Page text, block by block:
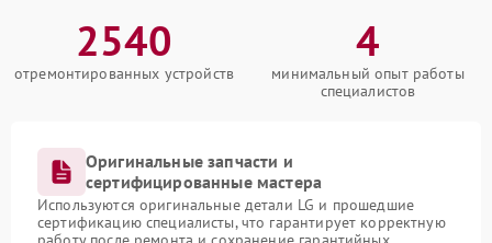
2540
отремонтированных устройств
4
минимальный опыт работы
специалистов
Оригинальные запчасти и
сертифицированные мастера
Используются оригинальные детали LG и прошедшие
сертификацию специалисты, что гарантирует корректную